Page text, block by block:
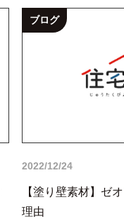
ブログ
2022/12/24
【塗り壁素材】ゼ
理由